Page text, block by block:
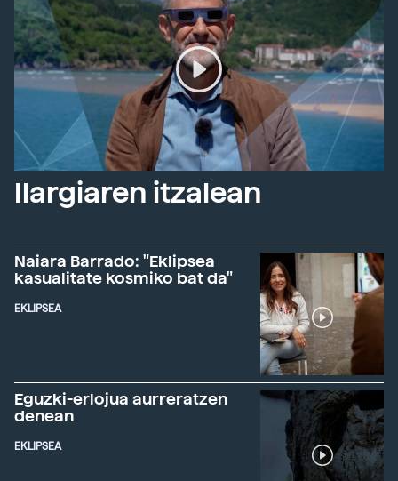
Ilargiaren itzalean
Naiara Barrado: "Eklipsea
kasualitate kosmiko bat da"
EKLIPSEA
Eguzki-erlojua aurreratzen
denean
EKLIPSEA